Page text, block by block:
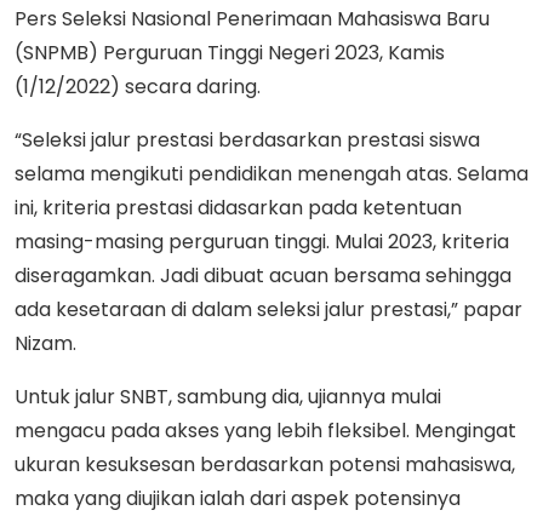
Pers Seleksi Nasional Penerimaan Mahasiswa Baru
(SNPMB) Perguruan Tinggi Negeri 2023, Kamis
(1/12/2022) secara daring.
“Seleksi jalur prestasi berdasarkan prestasi siswa
selama mengikuti pendidikan menengah atas. Selama
ini, kriteria prestasi didasarkan pada ketentuan
masing-masing perguruan tinggi. Mulai 2023, kriteria
diseragamkan. Jadi dibuat acuan bersama sehingga
ada kesetaraan di dalam seleksi jalur prestasi,” papar
Nizam.
Untuk jalur SNBT, sambung dia, ujiannya mulai
mengacu pada akses yang lebih fleksibel. Mengingat
ukuran kesuksesan berdasarkan potensi mahasiswa,
maka yang diujikan ialah dari aspek potensinya